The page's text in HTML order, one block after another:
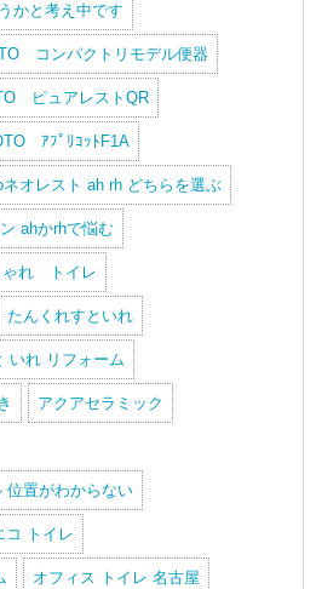
かと考え中です
コンパクトリモデル便器
ピュアレストQR
ｱﾌﾟﾘｺｯﾄF1A
ネオレスト ah rh どちらを選ぶ
ahかrhで悩む
ゃれ トイレ
たんくれすといれ
いれ リフォーム
アクアセラミック
位置がわからない
コ トイレ
オフィス トイレ 名古屋